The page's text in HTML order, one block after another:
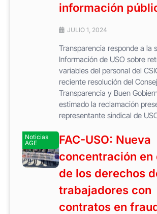
información
JULIO 1, 2024
Transparencia responde a la
Información de USO sobre
variables del personal del
reciente resolución del
Transparencia y Buen
estimado la reclamación
representante sindical de
Noticias
AGE
FAC-USO: Nueva
concentración en
de los derechos
trabajadores con
contratos en